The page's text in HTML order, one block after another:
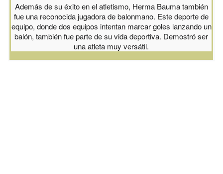
Además de su éxito en el atletismo, Herma Bauma también
fue una reconocida jugadora de balonmano. Este deporte de
equipo, donde dos equipos intentan marcar goles lanzando un
balón, también fue parte de su vida deportiva. Demostró ser
una atleta muy versátil.